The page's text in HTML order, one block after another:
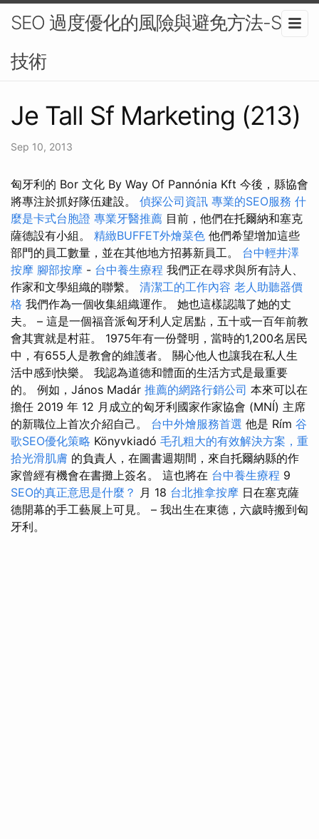
SEO 過度優化的風險與避免方法-SEO
技術
Je Tall Sf Marketing (213)
Sep 10, 2013
匈牙利的 Bor 文化 By Way Of Pannónia Kft 今後，縣協會
將專注於抓好隊伍建設。 偵探公司資訊 專業的SEO服務 什
麼是卡式台胞證 專業牙醫推薦 目前，他們在托爾納和塞克
薩德設有小組。 精緻BUFFET外燴菜色 他們希望增加這些
部門的員工數量，並在其他地方招募新員工。 台中輕井澤
按摩 腳部按摩 - 台中養生療程 我們正在尋求與所有詩人、
作家和文學組織的聯繫。 清潔工的工作內容 老人助聽器價
格 我們作為一個收集組織運作。 她也這樣認識了她的丈
夫。 – 這是一個福音派匈牙利人定居點，五十或一百年前教
會其實就是村莊。 1975年有一份聲明，當時的1,200名居民
中，有655人是教會的維護者。 關心他人也讓我在私人生
活中感到快樂。 我認為道德和體面的生活方式是最重要
的。 例如，János Madár 推薦的網路行銷公司 本來可以在
擔任 2019 年 12 月成立的匈牙利國家作家協會 (MNÍ) 主席
的新職位上首次介紹自己。 台中外燴服務首選 他是 Rím 谷
歌SEO優化策略 Könyvkiadó 毛孔粗大的有效解決方案，重
拾光滑肌膚 的負責人，在圖書週期間，來自托爾納縣的作
家曾經有機會在書攤上簽名。 這也將在 台中養生療程 9
SEO的真正意思是什麼？ 月 18 台北推拿按摩 日在塞克薩
德開幕的手工藝展上可見。 – 我出生在東德，六歲時搬到匈
牙利。